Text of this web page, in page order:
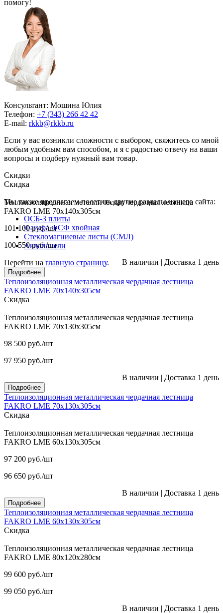
Мы также предлагаем посетить другие разделы нашего сайта:
ОСБ-3 плиты
Фанера ФСФ хвойная
Стекломагниевые листы (СМЛ)
Аквапанели
Перейти на главную страницу.
помогу!
Консультант: Мошина Юлия
Телефон: +7 (343) 266 42 42
E-mail: rkkb@rkkb.ru
Если у вас возникли сложности с выбором, свяжитесь со мной
любым удобным вам способом, и я с радостью отвечу на ваши
вопросы и подберу нужный вам товар.
Скидки
Скидка
Теплоизоляционная металлическая чердачная лестница
FAKRO LME 70х140х305см
101 100руб./шт
100 550руб./шт
В наличии | Доставка 1 день
Подробнее
Теплоизоляционная металлическая чердачная лестница
FAKRO LME 70х140х305см
Скидка
Теплоизоляционная металлическая чердачная лестница
FAKRO LME 70х130х305см
98 500 руб./шт
97 950 руб./шт
В наличии | Доставка 1 день
Подробнее
Теплоизоляционная металлическая чердачная лестница
FAKRO LME 70х130х305см
Скидка
Теплоизоляционная металлическая чердачная лестница
FAKRO LME 60х130х305см
97 200 руб./шт
96 650 руб./шт
В наличии | Доставка 1 день
Подробнее
Теплоизоляционная металлическая чердачная лестница
FAKRO LME 60х130х305см
Скидка
Теплоизоляционная металлическая чердачная лестница
FAKRO LME 80х120х280см
99 600 руб./шт
99 050 руб./шт
В наличии | Доставка 1 день